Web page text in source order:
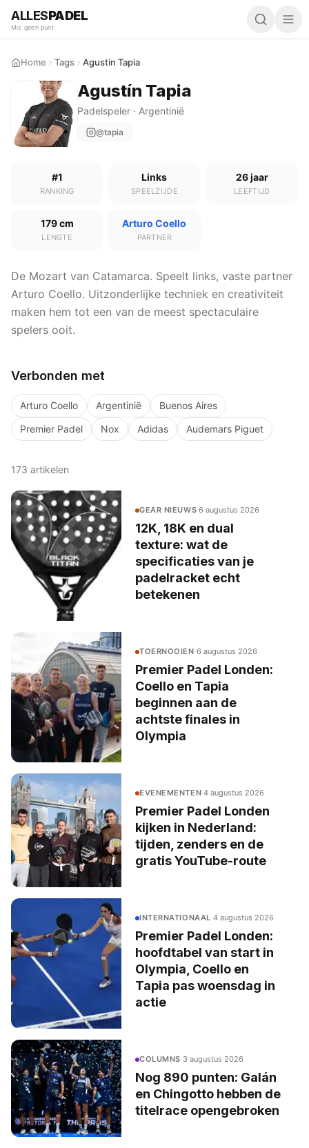
ALLESPADEL
Mis geen punt.
Home Tags Agustín Tapia
Agustín Tapia
Padelspeler · Argentinië
@tapia
#1
RANKING
Links
SPEELZIJDE
26 jaar
LEEFTIJD
179 cm
LENGTE
Arturo Coello
PARTNER
De Mozart van Catamarca. Speelt links, vaste partner
Arturo Coello. Uitzonderlijke techniek en creativiteit
maken hem tot een van de meest spectaculaire
spelers ooit.
Verbonden met
Arturo Coello Argentinië
Buenos Aires
Premier Padel
Nox Adidas Audemars Piguet
173 artikelen
GEAR NIEUWS·6 augustus 2026
12K, 18K en dual
texture: wat de
specificaties van je
padelracket echt
betekenen
TOERNOOIEN·6 augustus 2026
Premier Padel Londen:
Coello en Tapia
beginnen aan de
achtste finales in
Olympia
EVENEMENTEN·4 augustus 2026
Premier Padel Londen
kijken in Nederland:
tijden, zenders en de
gratis YouTube-route
INTERNATIONAAL·4 augustus 2026
Premier Padel Londen:
hoofdtabel van start in
Olympia, Coello en
Tapia pas woensdag in
actie
COLUMNS·3 augustus 2026
Nog 890 punten: Galán
en Chingotto hebben de
titelrace opengebroken